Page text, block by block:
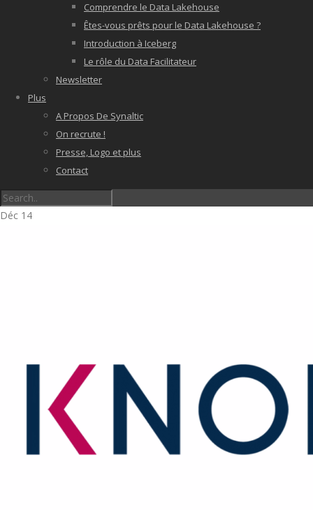
Comprendre le Data Lakehouse
Êtes-vous prêts pour le Data Lakehouse ?
Introduction à Iceberg
Le rôle du Data Facilitateur
Newsletter
Plus
A Propos De Synaltic
On recrute !
Presse, Logo et plus
Contact
Déc 14